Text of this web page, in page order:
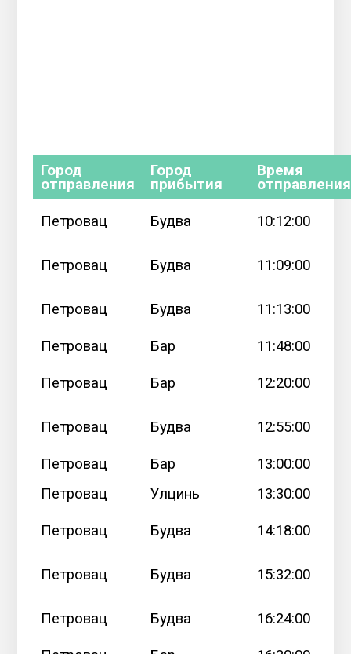
Город
отправления
Город
прибытия
Время
отправления
Петровац Будва 10:12:00
Петровац Будва 11:09:00
Петровац Будва 11:13:00
Петровац Бар 11:48:00
Петровац Бар 12:20:00
Петровац Будва 12:55:00
Петровац Бар
13:00:00
Петровац
Улцинь 13:30:00
Петровац Будва 14:18:00
Петровац Будва 15:32:00
Петровац Будва 16:24:00